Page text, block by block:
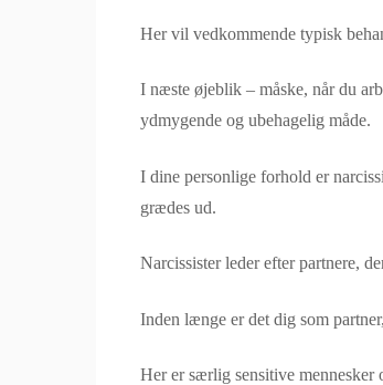
Her vil vedkommende typisk
I næste øjeblik – måske, når du
ydmygende og ubehagelig måde.
I dine personlige forhold er
grædes ud.
Narcissister leder efter partnere,
Inden længe er det dig som
Her er særlig sensitive mennesker